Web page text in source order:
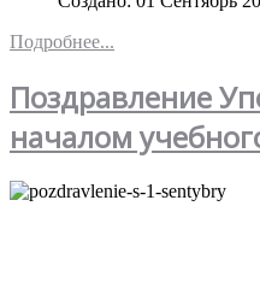
Подробнее...
Поздравление
началом